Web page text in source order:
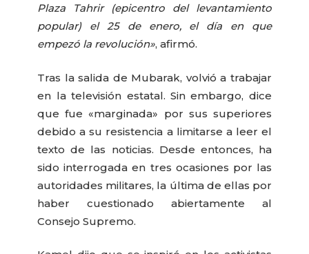
Plaza Tahrir (epicentro del levantamiento
popular) el 25 de enero, el día en que
empezó la revolución», afirmó.
Tras la salida de Mubarak, volvió a trabajar
en la televisión estatal. Sin embargo, dice
que fue «marginada» por sus superiores
debido a su resistencia a limitarse a leer el
texto de las noticias. Desde entonces, ha
sido interrogada en tres ocasiones por las
autoridades militares, la última de ellas por
haber cuestionado abiertamente al
Consejo Supremo.